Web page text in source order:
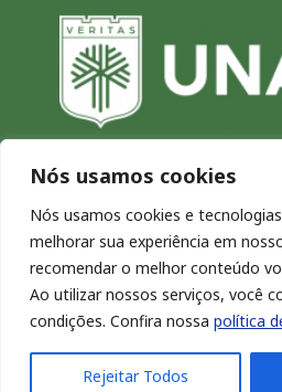
Nós usamos cookies
Nós usamos cookies e
melhorar sua experiência em
recomendar o melhor conteúdo
Ao utilizar nossos serviços, você
condições. Confira nossa política
Rejeitar Todos
Blog da UNAMA -
Copyright © 2026. Todos os